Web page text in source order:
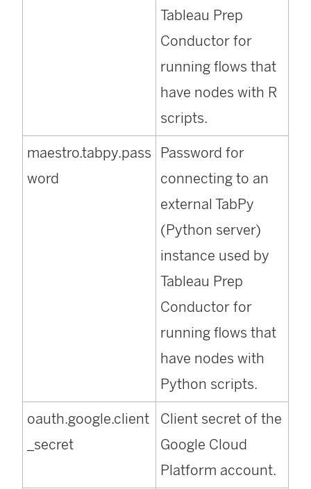
Tableau Prep
Conductor for
running flows that
have nodes with R
scripts.
maestro.tabpy.pass
word
Password for
connecting to an
external TabPy
(Python server)
instance used by
Tableau Prep
Conductor for
running flows that
have nodes with
Python scripts.
oauth.google.client
_secret
Client secret of the
Google Cloud
Platform account.